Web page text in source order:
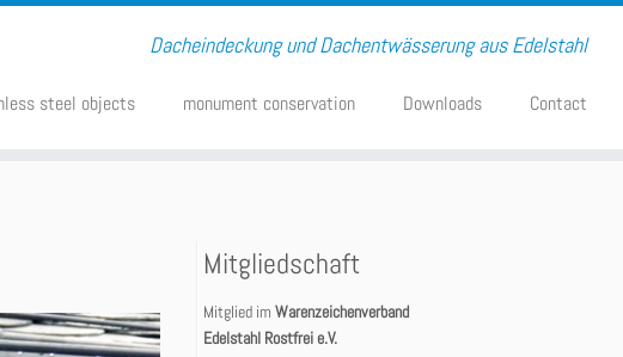
Dacheindeckung und Dachentwässerung aus Edelstahl
steel objects monument conservation Downloads Contact
Mitgliedschaft
Mitglied im Warenzeichenverband
Edelstahl Rostfrei e.V.